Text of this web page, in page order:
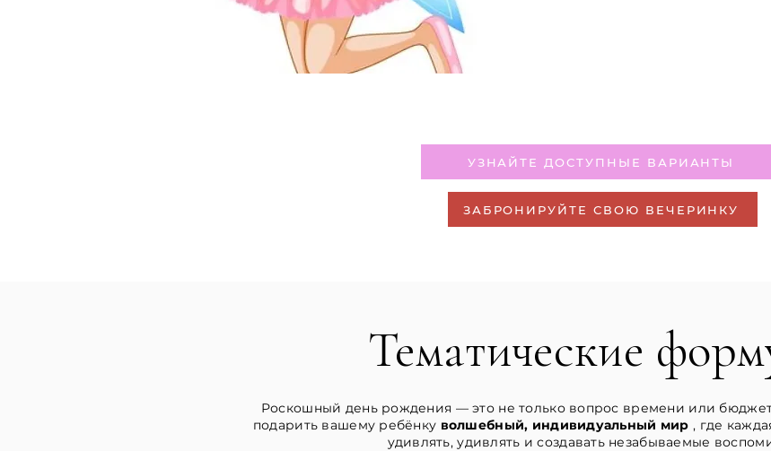
УЗНАЙТЕ ДОСТУПНЫЕ ВАРИАНТЫ
ЗАБРОНИРУЙТЕ СВОЮ ВЕЧЕРИНКУ
Тематические
Роскошный день рождения — это не только вопрос времени или
подарить вашему ребёнку волшебный, индивидуальный мир , где
удивлять, удивлять и создавать незабываемые